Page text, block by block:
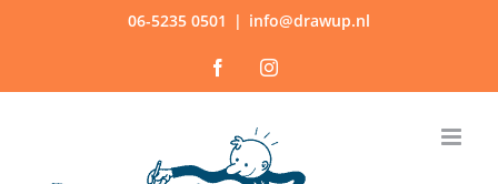
06-5235 0501 | info@drawup.nl
FacebookInstagram